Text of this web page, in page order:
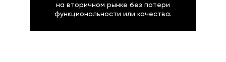
на вторичном рынке без потери
функциональности или качества.